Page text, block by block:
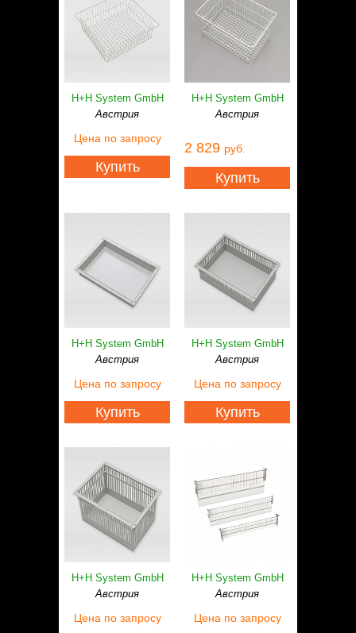
H+H System GmbH
Австрия
Цена по запросу
Купить
H+H System GmbH
Австрия
2 829 руб.
Купить
H+H System GmbH
Австрия
Цена по запросу
Купить
H+H System GmbH
Австрия
Цена по запросу
Купить
H+H System GmbH
Австрия
Цена по запросу
H+H System GmbH
Австрия
Цена по запросу